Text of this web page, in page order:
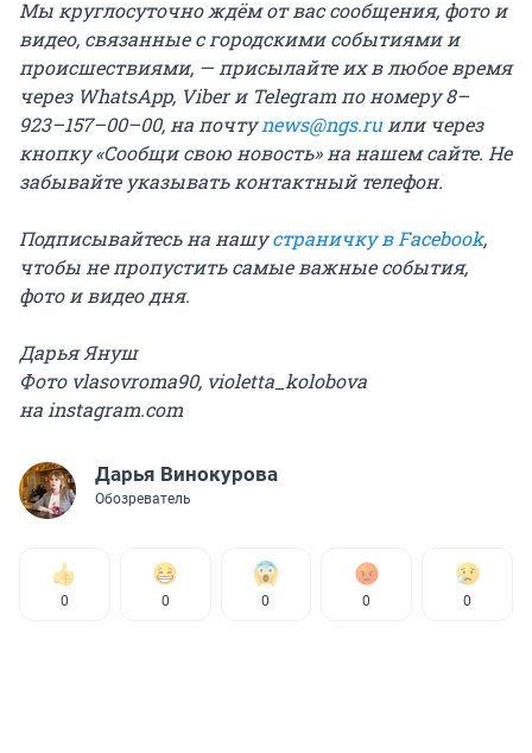
Мы круглосуточно ждём от вас сообщения, фото и
видео, связанные с городскими событиями и
происшествиями, — присылайте их в любое время
через WhatsApp, Viber и Telegram по номеру 8–
923–157–00–00, на почтуnews@ngs.ruили через
кнопку «Сообщи свою новость» на нашем сайте. Не
забывайте указывать контактный телефон.
Подписывайтесь на нашустраничку в Facebook,
чтобы не пропустить самые важные события,
фото и видео дня.
Дарья Януш
Фото vlasovroma90, violetta_kolobova
на instagram.com
Дарья Винокурова
Обозреватель
0 0 0 0 0